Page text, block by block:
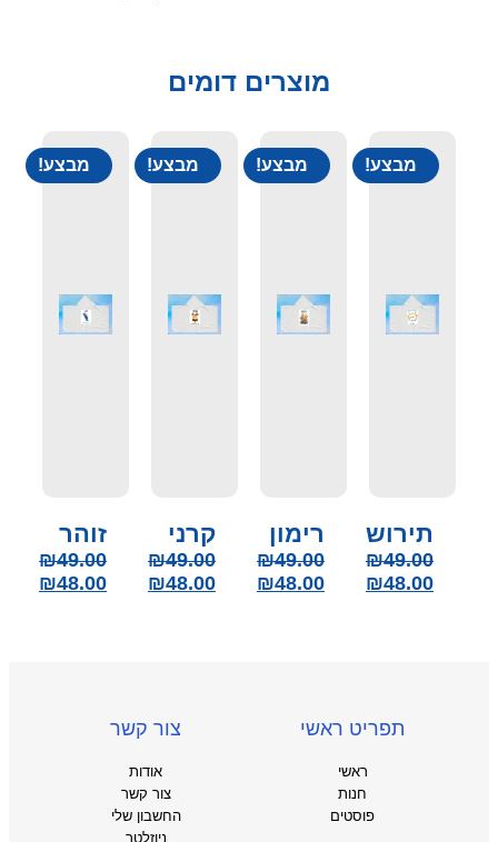
מוצרים דומים
מבצע!
תירוש
₪49.00
₪48.00
מבצע!
רימון
₪49.00
₪48.00
מבצע!
קרני
₪49.00
₪48.00
מבצע!
זוהר
₪49.00
₪48.00
תפריט ראשי
ראשי
חנות
פוסטים
צור קשר
אודות
צור קשר
החשבון שלי
ניוזלטר